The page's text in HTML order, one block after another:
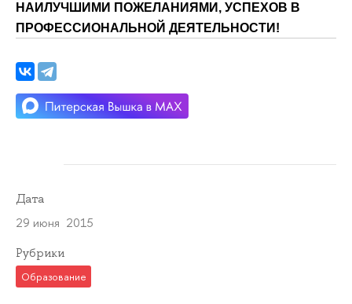
НАИЛУЧШИМИ ПОЖЕЛАНИЯМИ, УСПЕХОВ В
ПРОФЕССИОНАЛЬНОЙ ДЕЯТЕЛЬНОСТИ!
Дата
29 июня 2015
Рубрики
Образование